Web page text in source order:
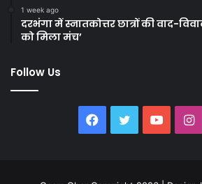
1 week ago
दरभंगा में स्नातकोत्तर छात्रों की वाद-
को मिला मंच’
Follow Us
Facebook
Twitter